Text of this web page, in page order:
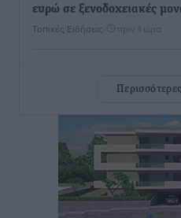
ευρώ σε ξενοδοχειακές
Τοπικές Ειδήσεις πριν 1 ώρα
διακόψουν το κάπνισμα
Έκτακτο επίδομα
προθεσμία για ΑΦΜ –
Ειδήσεις• πριν 1 ώρα